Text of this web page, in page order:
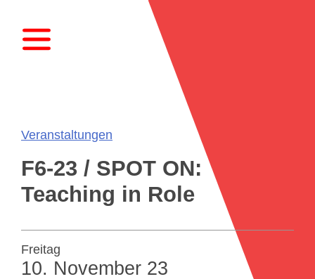
Veranstaltungen
F6-23 / SPOT ON:
Teaching in Role
Freitag
10. November 23